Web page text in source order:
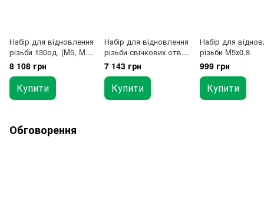
Набір для відновлення
різьби 130од. (M5, M6,
M8, M10, M12)
8 108 грн
Купити
Набір для відновлення
різьби свічкових отв.
56од.
7 143 грн
Купити
Набір для
різьби M5х0,8
999 грн
Купити
Обговорення